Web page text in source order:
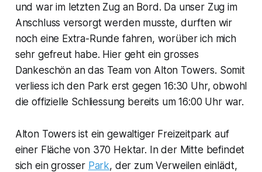
und war im letzten Zug an Bord. Da unser Zug im
Anschluss versorgt werden musste, durften wir
noch eine Extra-Runde fahren, worüber ich mich
sehr gefreut habe. Hier geht ein grosses
Dankeschön an das Team von Alton Towers. Somit
verliess ich den Park erst gegen 16:30 Uhr, obwohl
die offizielle Schliessung bereits um 16:00 Uhr war.
Alton Towers ist ein gewaltiger Freizeitpark auf
einer Fläche von 370 Hektar. In der Mitte befindet
sich ein grosser Park, der zum Verweilen einlädt,